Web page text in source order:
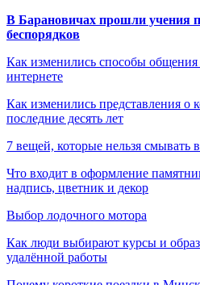
В Барановичах прошли учения
беспорядков
Как изменились способы
интернете
Как изменились представления о
последние десять лет
7 вещей, которые нельзя смывать
Что входит в оформление
надпись, цветник и декор
Выбор лодочного мотора
Как люди выбирают курсы и
удалённой работы